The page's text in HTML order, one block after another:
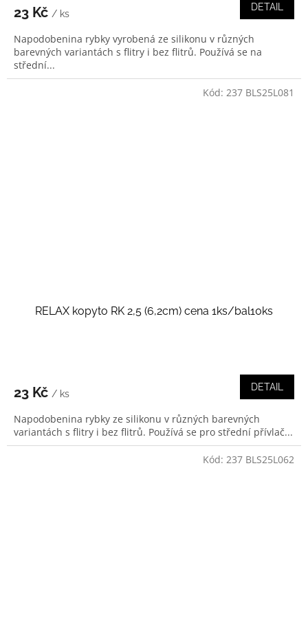
23 Kč / ks
DETAIL
Napodobenina rybky vyrobená ze silikonu v různých
barevných variantách s flitry i bez flitrů. Používá se na
střední...
RELAX kopyto RK 2,5 (6,2cm) cena 1ks/bal10ks
23 Kč / ks
DETAIL
Napodobenina rybky ze silikonu v různých barevných
variantách s flitry i bez flitrů. Používá se pro střední přívlač...
Kód: 237 BLS25L081
Kód: 237 BLS25L062